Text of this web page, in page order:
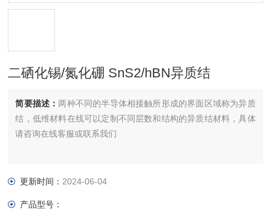
二硒化锡/氮化硼 SnS2/hBN异质结
简要描述：两种不同的半导体相接触所形成的界面区域称为异质
结，低维材料在线可以定制不同层数和结构的异质结材料，具体
请咨询在线客服或联系我们
更新时间： 2024-06-04
产品型号：